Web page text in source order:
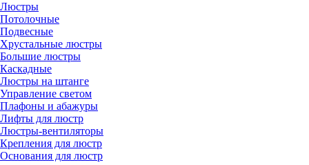
Люстры
Потолочные
Подвесные
Хрустальные люстры
Большие люстры
Каскадные
Люстры на штанге
Управление светом
Плафоны и абажуры
Лифты для люстр
Люстры-вентиляторы
Крепления для люстр
Основания для люстр